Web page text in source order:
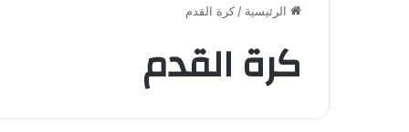
الرئيسية / كرة القدم
كرة القدم